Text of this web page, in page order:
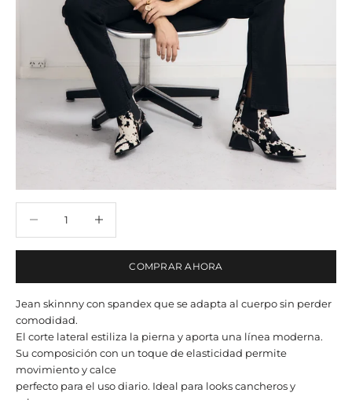
COMPRAR AHORA
Jean skinnny con spandex que se adapta al cuerpo sin perder
comodidad.
El corte lateral estiliza la pierna y aporta una línea moderna.
Su composición con un toque de elasticidad permite
movimiento y calce
perfecto para el uso diario. Ideal para looks cancheros y